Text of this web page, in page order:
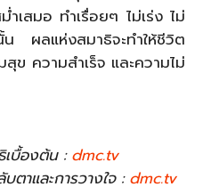
เสมอ ทำเรื่อยๆ ไม่เร่ง ไม่
ผลแห่งสมาธิจะทำให้ชีวิต
ข ความสำเร็จ และความไม่
เบื้องต้น :dmc.tv
ตาและการวางใจ :dmc.tv